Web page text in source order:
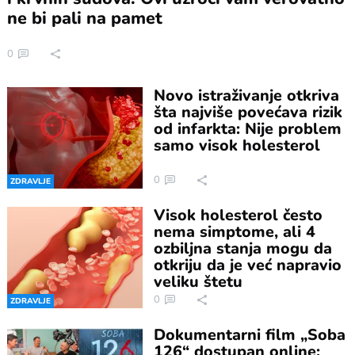
ne bi pali na pamet
0
ZDRAVLJE
Novo istraživanje otkriva
šta najviše povećava rizik
od infarkta: Nije problem
samo visok holesterol
0
ZDRAVLJE
Visok holesterol često
nema simptome, ali 4
ozbiljna stanja mogu da
otkriju da je već napravio
veliku štetu
0
Dokumentarni film „Soba